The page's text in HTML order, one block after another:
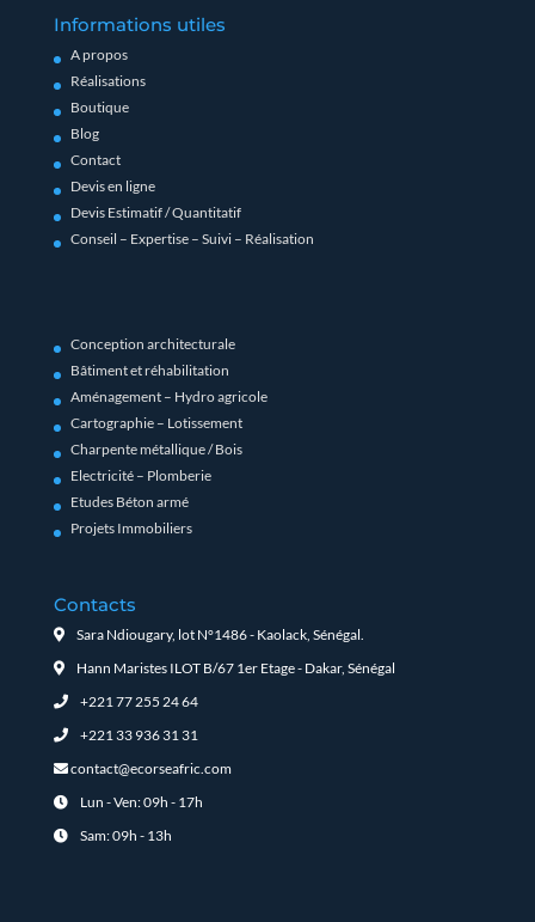
Informations utiles
A propos
Réalisations
Boutique
Blog
Contact
Devis en ligne
Devis Estimatif / Quantitatif
Conseil – Expertise – Suivi – Réalisation
Conception architecturale
Bâtiment et réhabilitation
Aménagement – Hydro agricole
Cartographie – Lotissement
Charpente métallique / Bois
Electricité – Plomberie
Etudes Béton armé
Projets Immobiliers
Contacts
Sara Ndiougary, lot N°1486 - Kaolack, Sénégal.
Hann Maristes ILOT B/67 1er Etage - Dakar, Sénégal
+221 77 255 24 64
+221 33 936 31 31
contact@ecorseafric.com
Lun - Ven: 09h - 17h
Sam: 09h - 13h